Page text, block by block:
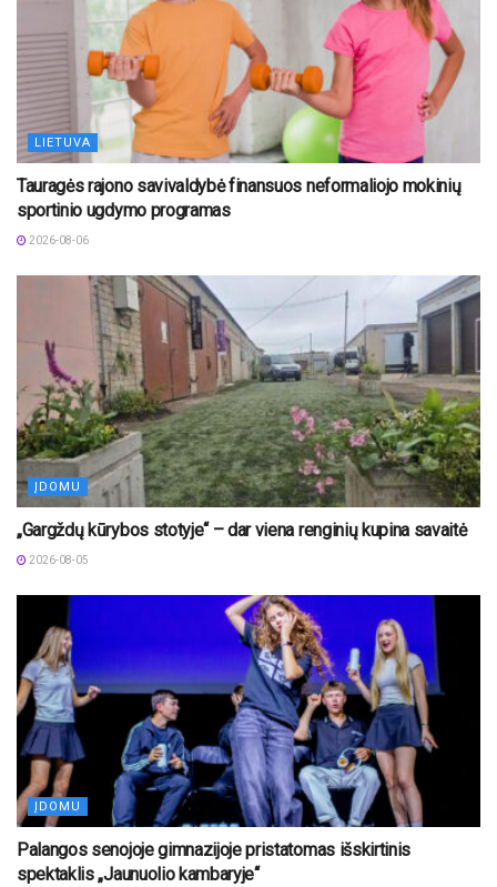
LIETUVA
Tauragės rajono savivaldybė finansuos neformaliojo mokinių
sportinio ugdymo programas
2026-08-06
ĮDOMU
„Gargždų kūrybos stotyje“ – dar viena renginių kupina savaitė
2026-08-05
ĮDOMU
Palangos senojoje gimnazijoje pristatomas išskirtinis
spektaklis „Jaunuolio kambaryje“